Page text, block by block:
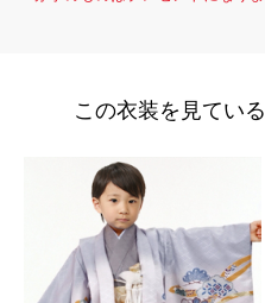
この衣装を見てい